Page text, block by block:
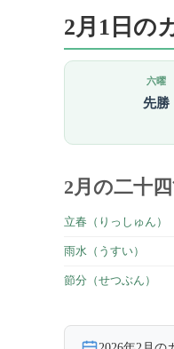
2月1日の
六曜
先勝
2月の二十
立春（りっしゅん）
雨水（うすい）
節分（せつぶん）